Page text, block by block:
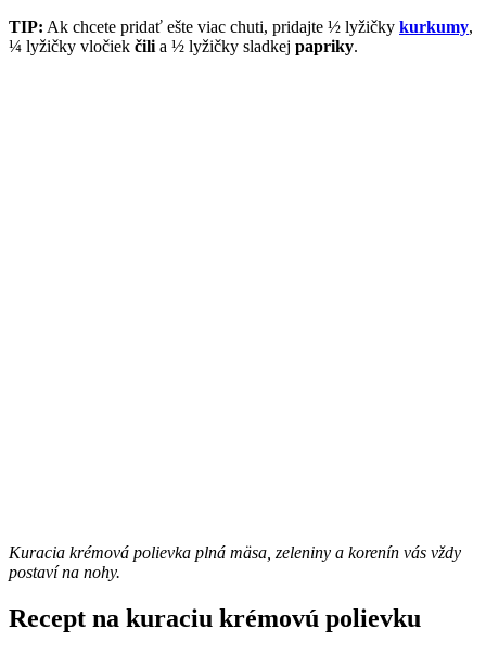
TIP: Ak chcete pridať ešte viac chuti, pridajte ½ lyžičky kurkumy,
¼ lyžičky vločiek čili a ½ lyžičky sladkej papriky.
Kuracia krémová polievka plná mäsa, zeleniny a korenín vás vždy
postaví na nohy.
Recept na kuraciu krémovú polievku